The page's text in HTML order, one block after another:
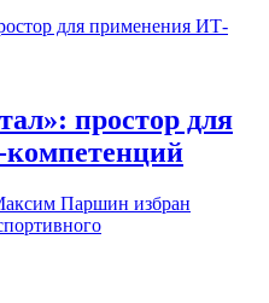
простор для